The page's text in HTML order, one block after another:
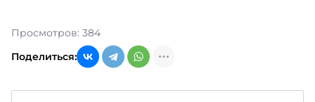
Просмотров: 384
Поделиться: